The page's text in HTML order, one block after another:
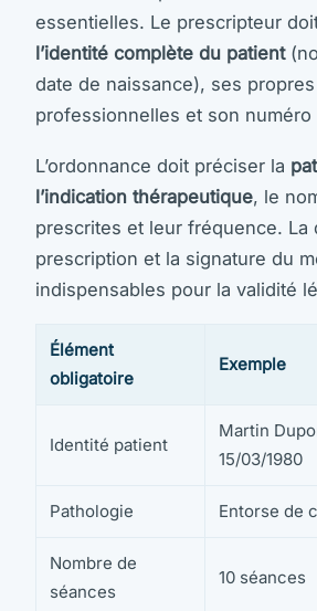
essentielles. Le prescripteur
l’identité complète du patient
date de naissance), ses
professionnelles et son numéro
L’ordonnance doit préciser la
l’indication thérapeutique, le
prescrites et leur fréquence. La
prescription et la signature du
indispensables pour la validité
Élément
obligatoire
Exemple
Identité patient
Martin
15/03/1980
Pathologie Entorse de
Nombre de
séances
10 séances